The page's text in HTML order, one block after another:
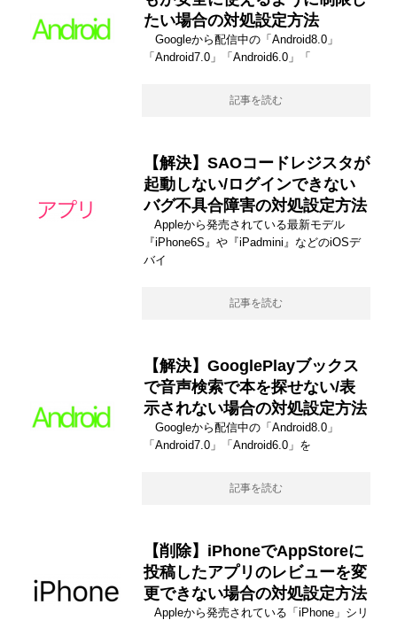
たい場合の対処設定方法
Googleから配信中の「Android8.0」
「Android7.0」「Android6.0」「
記事を読む
【解決】SAOコードレジスタが
起動しない/ログインできない
バグ不具合障害の対処設定方法
Appleから発売されている最新モデル
『iPhone6S』や『iPadmini』などのiOSデ
バイ
記事を読む
【解決】GooglePlayブックス
で音声検索で本を探せない/表
示されない場合の対処設定方法
Googleから配信中の「Android8.0」
「Android7.0」「Android6.0」を
記事を読む
【削除】iPhoneでAppStoreに
投稿したアプリのレビューを変
更できない場合の対処設定方法
Appleから発売されている「iPhone」シリ